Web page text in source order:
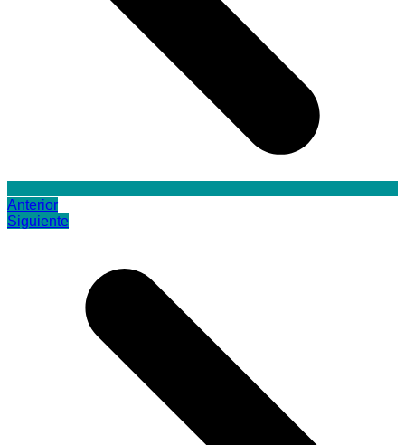
Anterior
Siguiente